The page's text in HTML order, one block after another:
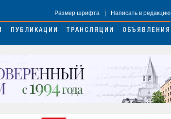
Размер шрифта Написать в редакцию
ПУБЛИКАЦИИ ТРАНСЛЯЦИИ ОБЪЯВЛЕНИЯ